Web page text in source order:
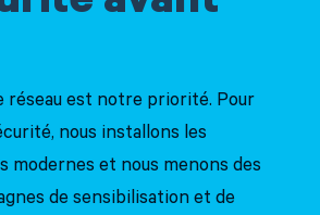
réseau est notre priorité. Pour
nous installons les
modernes et nous menons des
de sensibilisation et de